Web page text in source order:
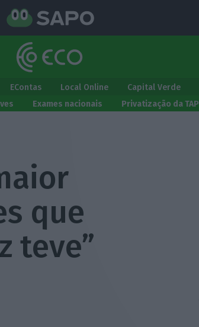
EContas Local Online Capital Verde
Exames nacionais Privatização da TAP
que
teve”